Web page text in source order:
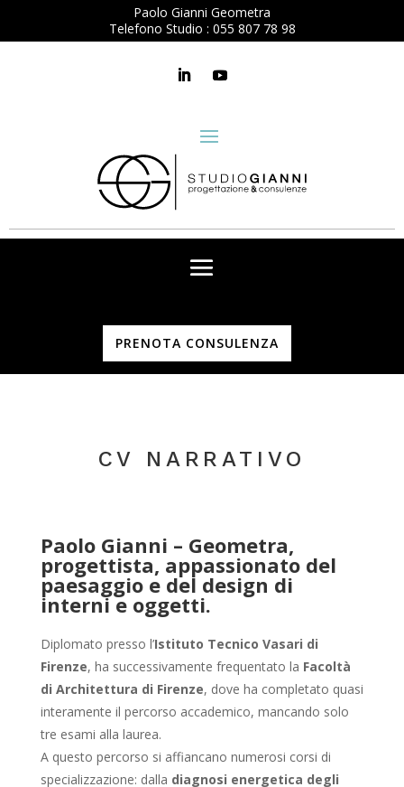
Paolo Gianni Geometra
Telefono Studio : 055 807 78 98
PRENOTA CONSULENZA
CV NARRATIVO
Paolo Gianni – Geometra,
progettista, appassionato del
paesaggio e del design di
interni e oggetti.
Diplomato presso l’Istituto Tecnico Vasari di
Firenze, ha successivamente frequentato la Facoltà
di Architettura di Firenze, dove ha completato quasi
interamente il percorso accademico, mancando solo
tre esami alla laurea.
A questo percorso si affiancano numerosi corsi di
specializzazione: dalla diagnosi energetica degli